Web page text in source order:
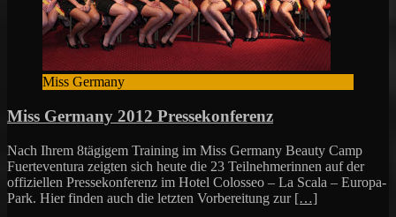
Miss Germany
Miss Germany 2012 Pressekonferenz
Nach Ihrem 8tägigem Training im Miss Germany Beauty Camp
Fuerteventura zeigten sich heute die 23 Teilnehmerinnen auf der
offiziellen Pressekonferenz im Hotel Colosseo – La Scala – Europa-
Park. Hier finden auch die letzten Vorbereitung zur […]